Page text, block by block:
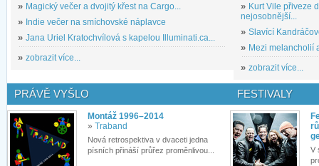
» Magický večer a dvojitý křest na Cargo...
» Indie večer na smíchovské náplavce
» Jana Uriel Kratochvílová s kapelou Illuminati.ca...
» zobrazit více...
» Kurt Vile přiveze
nejosobnější...
» Slavící
» Mezi melancholií
» zobrazit více...
PRÁVĚ VYŠLO
Montáž 1996–2014
» Traband
Nová retrospektiva v dvaceti jedna
písních přináší průřez proměnlivou...
FESTIVALY
V